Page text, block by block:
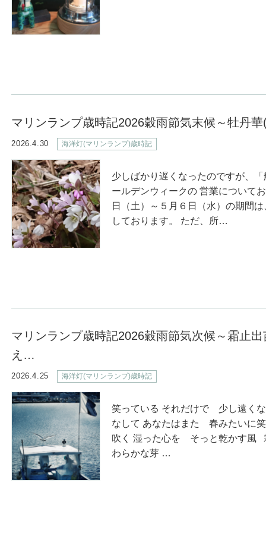
マリンランプ歳時記2026穀雨節気末候～牡丹
2026.4.30 海洋灯(マリンランプ)歳時記
少しばかり遅くなったのですが、
ールデンウィークの 営業について
日（土）～５月６日（水）の期間
しております。 ただ、所…
マリンランプ歳時記2026穀雨節気次候～霜止
え…
2026.4.25 海洋灯(マリンランプ)歳時記
笑っている それだけで 少し遠く
なして あなたはまた 春みたいに
吹く 湿った心を そっと乾かす風
わらかな芽 …